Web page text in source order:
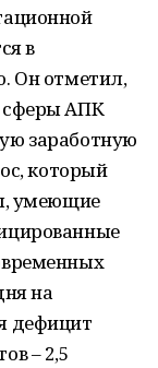
в
Он отметил,
сферы АПК
заработную
который
умеющие
на
дефицит
– 2,5